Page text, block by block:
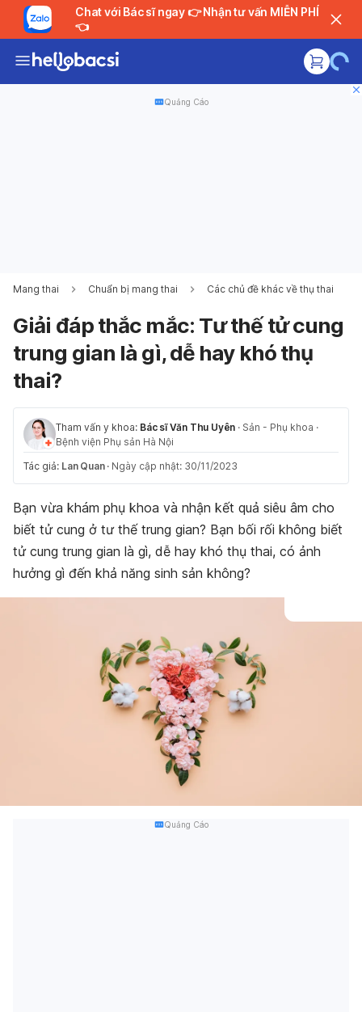
Chat với Bác sĩ ngay 👉 Nhận tư vấn MIỄN PHÍ
👈
Quảng Cáo
Mang thai Chuẩn bị mang thai Các chủ đề khác về thụ thai
Giải đáp thắc mắc: Tư thế tử cung
trung gian là gì, dễ hay khó thụ
thai?
Tham vấn y khoa: Bác sĩ Văn Thu Uyên · Sản - Phụ khoa ·
Bệnh viện Phụ sản Hà Nội
Tác giả: Lan Quan · Ngày cập nhật: 30/11/2023
Bạn vừa khám phụ khoa và nhận kết quả siêu âm cho
biết tử cung ở tư thế trung gian? Bạn bối rối không biết
tử cung trung gian là gì, dễ hay khó thụ thai, có ảnh
hưởng gì đến khả năng sinh sản không?
Quảng Cáo